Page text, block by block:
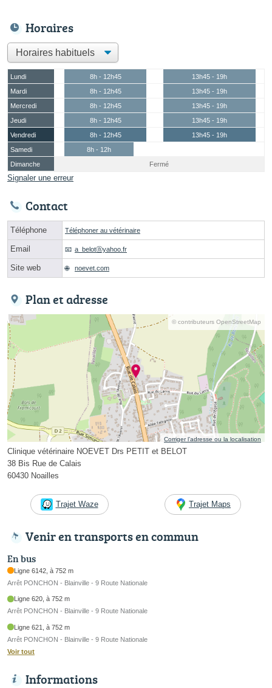
Horaires
Lundi 8h - 12h45
13h45 - 19h
Mardi
8h - 12h45
13h45 - 19h
Mercredi
8h - 12h45
13h45 - 19h
Jeudi
8h - 12h45
13h45 - 19h
Vendredi
8h - 12h45
13h45 - 19h
Samedi
8h - 12h
Dimanche
Fermé
Signaler une erreur
Contact
Téléphone Téléphoner au vétérinaire
Email a_belotⓐyahoo.fr
Site web noevet.com
Plan et adresse
© contributeurs OpenStreetMap
Corriger l’adresse ou la localisation
Clinique vétérinaire NOEVET Drs PETIT et BELOT
38 Bis Rue de Calais
60430 Noailles
Trajet Waze Trajet Maps
Venir en transports en commun
En bus
Ligne 6142, à 752 m
Arrêt PONCHON - Blainville - 9 Route Nationale
Ligne 620, à 752 m
Arrêt PONCHON - Blainville - 9 Route Nationale
Ligne 621, à 752 m
Arrêt PONCHON - Blainville - 9 Route Nationale
Voir tout
Informations